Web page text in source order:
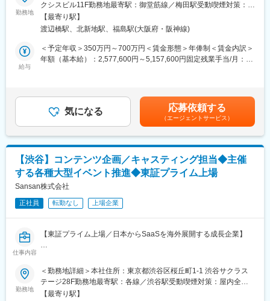
ります。（急な出張はありません）
また、イベント前は繁忙期となり、MAXで月40H程度の残業が発
生する可能性があります。
■組織体制
現在のマーケティングチームは、少数精鋭で運営している且つ問
い合わせも多くいただいているため、複数の施策を並行して推進
している状況です。
そのため、各施策に対する振り返りや改善の余地は大きく、ナー
チャリングやクオリフィケーション、コンテンツの継続的な制
作・配信といった取り組みも、新しい視点での企画や改善を自ら
推進していただける方を求めています。
施策の提案から実行、検証まで主体的にリードし、「成果にこだ
わる」マーケティング活動を推進していけるポジションです。
当社は「裁量の大きさ」と「成果への責任」がセットで求められ
変更の範囲：会社の定める業務
■職務内容：
・機種の映像企画、顧客折衝
・工数管理、スケジュール管理
・品質（映像のクオリティ）管理
・映像仕様書、制作指示書の作成
すい環境です。
・1つのものをチームで創り上げていくことが多いため、アットホ
ームな雰囲気で定着率の高い職場です。
員が多い職場です。
・自主的な発言、行動を重んじる社風です。
■ワークライフバランス：
業界随一のホワイト企業を目指し、裁量労働制を導入し働く時間
を自分で設計したり、有給消化を奨励するなど様々な取り組みを
しています。保険年金制度に関しても、雇用保険・労災保険・厚
生年金保険・健康保険等の各種保険に加えて、自分で資産を投資
運用できる企業型確定拠出年金（401K）の制度もあり、安心して
働いていただけます。
勤務地
クシスビル11F勤務地最寄駅：御堂筋線／梅田駅受動喫煙対策：屋
内全面禁煙変更の範囲：会社の定める事業所
【最寄り駅】
渡辺橋駅、北新地駅、福島駅(大阪府・阪神線)
給与
＜予定年収＞350万円～700万円＜賃金形態＞年俸制＜賃金内訳＞
年額（基本給）：2,577,600円～5,157,600円固定残業手当/月：
給与補足＞※給与詳細は経験・スキルを考慮のうえ決定■昇給：年
1回■賞与：業績に応じて支給（標準2.0ヶ月）■インセンティブ：
評価により基本給1～2ヶ月■年俸350万円～700万円※賞与、イン
センティブ、年間の実績・評価によって変動あり記載金額は選考
を通じて上下する可能性があります。月給(月額)は固定手当を含み
ます。
気になる 応募依頼する
（エージェントサービス）
【渋谷】コンテンツ企画／キャスティング担当◆主催
する各種大型イベント推進◆東証プライム上場
Sansan株式会社
正社員 転勤なし 上場企業
仕事内容
【東証プライム上場／日本からSaaSを海外展開する成長企業】
・名刺アプリ「Eight」が主催するBtoBビジネスイベントにおい
て、参加者に「ビジネスを動かす出会いと学び」を届けるための
コンテンツ企画およびキャスティングを担当します。
勤務地
＜勤務地詳細＞本社住所：東京都渋谷区桜丘町1-1 渋谷サクラス
テージ28F勤務地最寄駅：各線／渋谷駅受動喫煙対策：屋内全面
禁煙変更の範囲：会社の定める事業所（リモートワーク含む）
【最寄り駅】